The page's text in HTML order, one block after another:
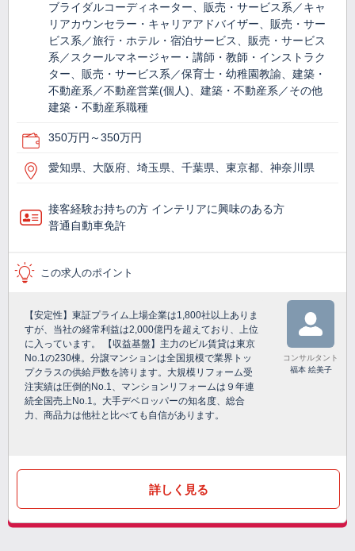
ブライダルコーディネーター、販売・サービス系／キャ
リアカウンセラー・キャリアアドバイザー、販売・サー
ビス系／旅行・ホテル・宿泊サービス、販売・サービス
系／スクールマネージャー・講師・教師・インストラク
ター、販売・サービス系／保育士・幼稚園教諭、建築・
不動産系／不動産営業(個人)、建築・不動産系／その他
建築・不動産系職種
350万円～350万円
愛知県、大阪府、埼玉県、千葉県、東京都、神奈川県
接客経験お持ちの方 インテリアに興味のある方
普通自動車免許
この求人のポイント
【安定性】東証プライム上場企業は1,800社以上ありま
すが、当社の経常利益は2,000億円を超えており、上位
に入っています。 【収益基盤】主力のビル賃貸は東京
No.1の230棟。分譲マンションは全国規模で業界トッ
プクラスの供給戸数を誇ります。大規模リフォーム受
注実績は圧倒的No.1、マンションリフォームは９年連
続全国売上No.1。大手デベロッパーの知名度、総合
力、商品力は他社と比べても自信があります。
コンサルタント
福本 絵美子
詳しく見る